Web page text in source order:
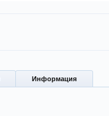
Информация